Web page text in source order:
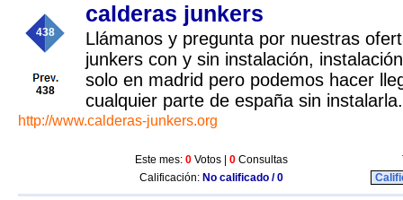
438
438
calderas junkers
Llámanos y pregunta por nuestras
junkers con y sin instalación,
solo en madrid pero podemos hacer
cualquier parte de españa sin instalarla.
http://www.calderas-junkers.org
Este mes: 0 Votos | 0 Consultas
Calificación: No calificado / 0